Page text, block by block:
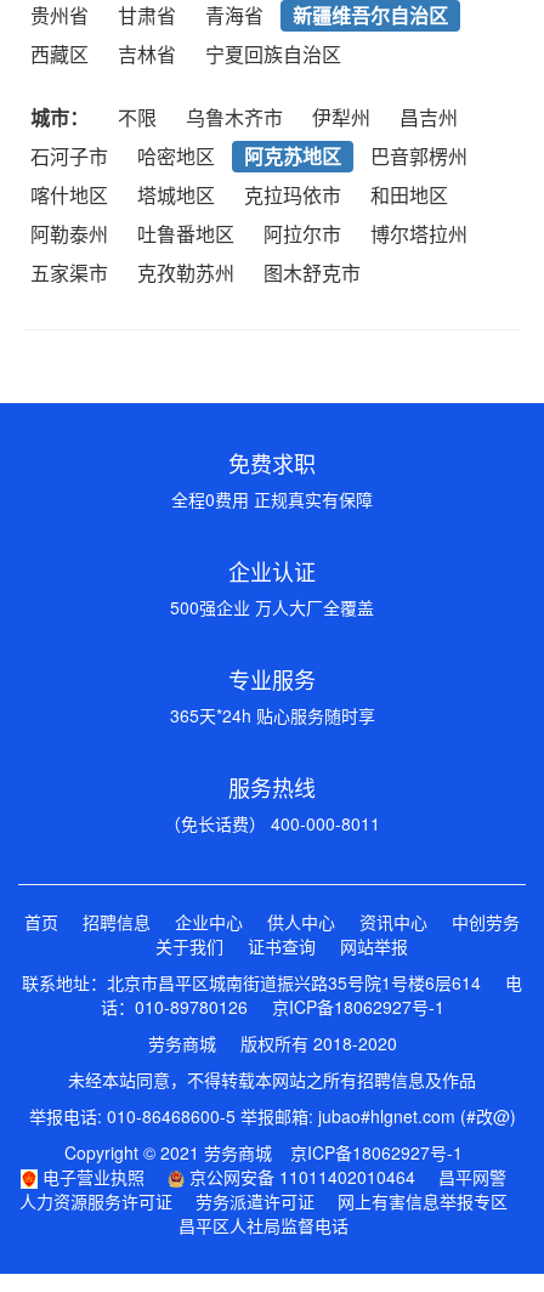
贵州省
甘肃省 青海省
新疆维吾尔自治区
西藏区
吉林省 宁夏回族自治区
城市： 不限 乌鲁木齐市 伊犁州
昌吉州
石河子市
哈密地区 阿克苏地区
巴音郭楞州
喀什地区
塔城地区 克拉玛依市
和田地区
阿勒泰州
吐鲁番地区 阿拉尔市
博尔塔拉州
五家渠市
克孜勒苏州 图木舒克市
免费求职
全程0费用 正规真实有保障
企业认证
500强企业 万人大厂全覆盖
专业服务
365天*24h 贴心服务随时享
服务热线
（免长话费） 400-000-8011
首页 招聘信息 企业中心 供人中心 资讯中心
中创劳务
关于我们
证书查询
网站举报
联系地址：北京市昌平区城南街道振兴路35号院1号楼6层614 电
话：010-89780126 京ICP备18062927号-1
劳务商城 版权所有 2018-2020
未经本站同意，不得转载本网站之所有招聘信息及作品
举报电话: 010-86468600-5 举报邮箱: jubao#hlgnet.com (#改@)
Copyright © 2021 劳务商城
京ICP备18062927号-1
电子营业执照
京公网安备 11011402010464
昌平网警
人力资源服务许可证
劳务派遣许可证
网上有害信息举报专区
昌平区人社局监督电话